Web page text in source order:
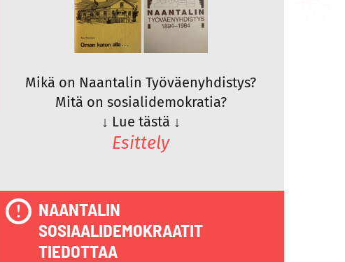
Mikä on Naantalin Työväenyhdistys?
Mitä on sosialidemokratia?
↓ Lue tästä ↓
Esittely
NAANTALIN
SOSIAALIDEMOKRAATIT
TIEDOTTAA